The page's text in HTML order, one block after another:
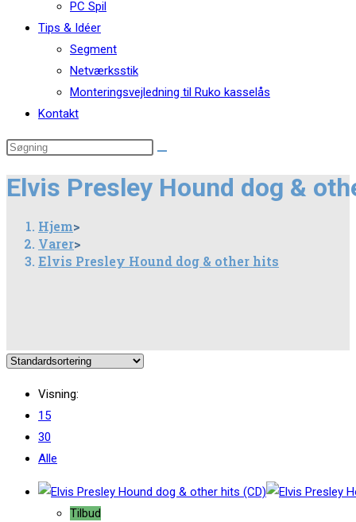
PC Spil
Tips & Idéer
Segment
Netværksstik
Monteringsvejledning til Ruko kasselås
Kontakt
Elvis Presley Hound dog &
Hjem>
Varer>
Elvis Presley Hound dog & other hits
Visning:
15
30
Alle
Tilbud